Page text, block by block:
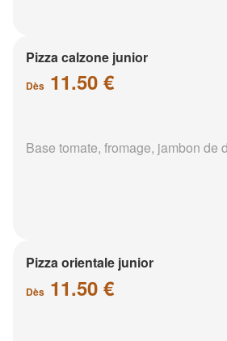
Pizza calzone junior
Dès 11.50 €
Base tomate, fromage, jambon de
Pizza orientale junior
Dès 11.50 €